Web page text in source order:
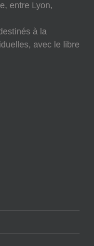
entre Lyon,
à la
avec le libre